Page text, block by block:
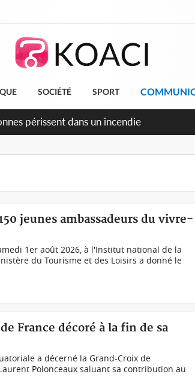
SOCIÉTÉ SPORT
de la fête nationale transformée en
jeunes ambassadeurs du vivre-
1er août 2026, à l'Institut national de la
du Tourisme et des Loisirs a donné le
France décoré à la fin de sa
a décerné la Grand-Croix de
Polonceaux saluant sa contribution au